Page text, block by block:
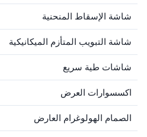
شاشة الإسقاط المنحنية
شاشة التبويب المتأزم الميكانيكية
شاشات طية سريع
اكسسوارات العرض
الصمام الهولوغرام العارض